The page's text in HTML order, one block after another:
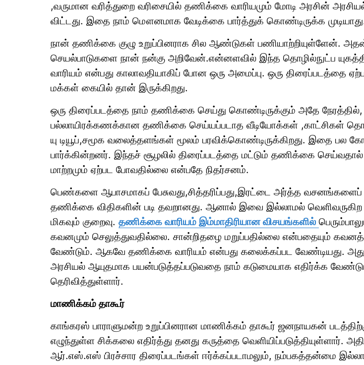
,வருமான வரித்துறை வரிசையில் தணிக்கை வாரியமும் மோடி அரசின்
விட்டது. இதை நாம் மௌனமாக வேடிக்கை பார்த்துக் கொண்டிருக்க
நான் தணிக்கை குழு உறுப்பினராக சில ஆண்டுகள் பணியாற்றியுள்ளேன்.
செயல்பாடுகளை நான் நன்கு அறிவேன்.என்னளவில் இந்த தொழில்நுட்ப
வாரியம் என்பது காலாவதியாகிப் போன ஒரு அமைப்பு. ஒரு திரைப்படத்தை
மக்கள் கையில் தான் இருக்கிறது.
ஒரு திரைப்படத்தை நாம் தணிக்கை செய்து கொண்டிருக்கும் அதே நேரத்தில்,
பல்லாயிரக்கணக்கான தணிக்கை செய்யப்படாத வீடியோக்கள் ,காட்சிகள்
யு டியூப்,சமூக வலைத்தளங்கள் மூலம் பரவிக்கொண்டிருக்கிறது. இதை பல
பார்க்கின்றனர். இந்தச் சூழலில் திரைப்படத்தை மட்டும் தணிக்கை
மாற்றமும் ஏற்பட போவதில்லை என்பதே நிதர்சனம்.
பெண்களை ஆபாசமாகப் பேசுவது,சித்தரிப்பது,இரட்டை அர்த்த வசனங்களைப்
தணிக்கை விதிகளின் படி தவறானது. ஆனால் இவை இல்லாமல்
மிகவும் குறைவு. தணிக்கை வாரியம் இம்மாதிரியான விசயங்களில்
கவனமும் செலுத்துவதில்லை. சான்றிதழை மறுப்பதில்லை என்பதையும்
வேண்டும். ஆகவே தணிக்கை வாரியம் என்பது கலைக்கப்பட வேண்டியது.
அரசியல் ஆயுதமாக பயன்படுத்தப்படுவதை நாம் கடுமையாக எதிர்க்க
தெரிவித்துள்ளார்.
மாணிக்கம் தாகூர்
காங்கரஸ் பாராளுமன்ற உறுப்பினரான மாணிக்கம் தாகூர் ஜனநாயகன்
எழுந்துள்ள சிக்கலை எதிர்த்து தனது கருத்தை வெளியிப்படுத்தியுள்ளார்.
ஆர்.எஸ்.எஸ் பிரச்சார திரைப்படங்கள் ஈர்க்கப்படாமலும், நம்பகத்தன்மை